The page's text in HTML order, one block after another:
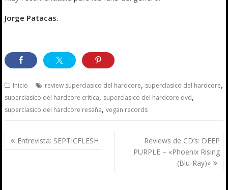
Jorge Patacas.
Inicio review superclasico del hardcore, superclasico del hardcore,
superclasico del hardcore critica, superclasico del hardcore dvd,
superclasico del hardcore reseña,vegan records
Navegación
de
Entrevista: SEPTICFLESH
Reviews de CD’s: DEEP
PURPLE – «Phoenix Rising
(Blu-Ray)»